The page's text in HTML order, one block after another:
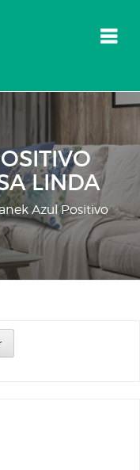
LINDA
Azul Positivo